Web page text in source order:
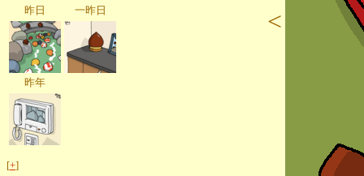
昨日 一昨日
昨年
[+]
<